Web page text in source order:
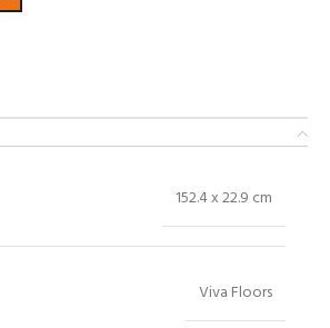
152.4 x 22.9 cm
Viva Floors